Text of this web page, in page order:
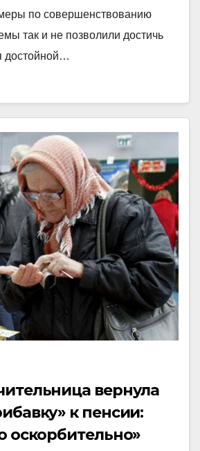
по совершенствованию
так и не позволили достичь
достойной…
вернула
к пенсии:
оскорбительно»